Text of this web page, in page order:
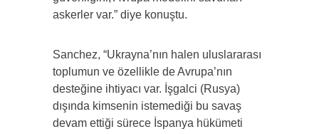
askerler var.” diye konuştu.
Sanchez, “Ukrayna’nın halen uluslararası
toplumun ve özellikle de Avrupa’nın
desteğine ihtiyacı var. İşgalci (Rusya)
dışında kimsenin istemediği bu savaş
devam ettiği sürece İspanya hükümeti